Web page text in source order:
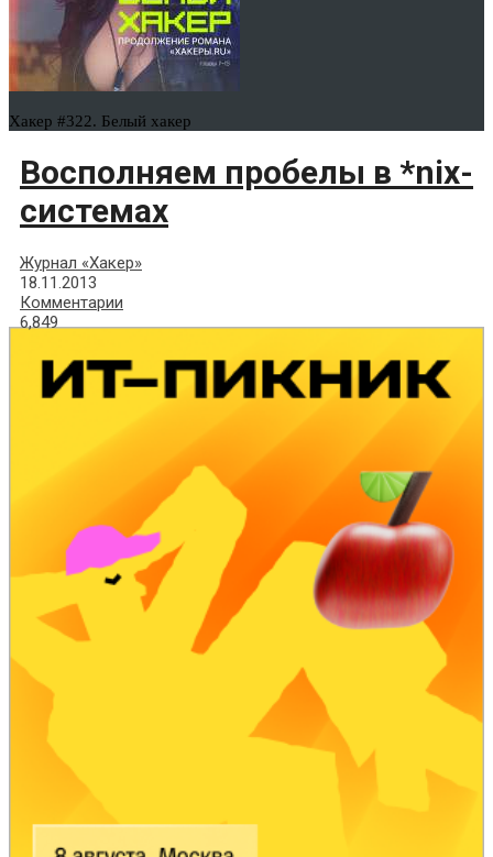
Хакер #322. Белый хакер
Восполняем пробелы в *nix-
системах
Журнал «Хакер»
18.11.2013
Комментарии
6,849